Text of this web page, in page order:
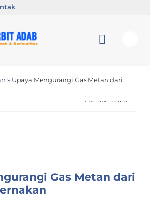
» Upaya Mengurangi Gas Metan dari
activate zoom
Gas Metan dari